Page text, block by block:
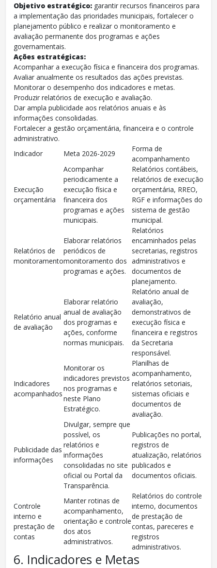
Objetivo estratégico: garantir recursos financeiros para
a implementação das prioridades municipais, fortalecer o
planejamento público e realizar o monitoramento e
avaliação permanente dos programas e ações
governamentais.
Ações estratégicas:
Acompanhar a execução física e financeira dos programas.
Avaliar anualmente os resultados das ações previstas.
Monitorar o desempenho dos indicadores e metas.
Produzir relatórios de execução e avaliação.
Dar ampla publicidade aos relatórios anuais e às
informações consolidadas.
Fortalecer a gestão orçamentária, financeira e o controle
administrativo.
Indicador
Meta 2026-2029
Forma de
acompanhamento
Execução
orçamentária
Acompanhar
periodicamente a
execução física e
financeira dos
programas e ações
municipais.
Relatórios contábeis,
relatórios de execução
orçamentária, RREO,
RGF e informações do
sistema de gestão
municipal.
Relatórios de
monitoramento
Elaborar relatórios
periódicos de
monitoramento dos
programas e ações.
Relatórios
encaminhados pelas
secretarias, registros
administrativos e
documentos de
planejamento.
Relatório anual
de avaliação
Elaborar relatório
anual de avaliação
dos programas e
ações, conforme
normas municipais.
Relatório anual de
avaliação,
demonstrativos de
execução física e
financeira e registros
da Secretaria
responsável.
Indicadores
acompanhados
Monitorar os
indicadores previstos
nos programas e
neste Plano
Estratégico.
Planilhas de
acompanhamento,
relatórios setoriais,
sistemas oficiais e
documentos de
avaliação.
Publicidade das
informações
Divulgar, sempre que
possível, os
relatórios e
informações
consolidadas no site
oficial ou Portal da
Transparência.
Publicações no portal,
registros de
atualização, relatórios
publicados e
documentos oficiais.
Controle
interno e
prestação de
contas
Manter rotinas de
acompanhamento,
orientação e controle
dos atos
administrativos.
Relatórios do controle
interno, documentos
de prestação de
contas, pareceres e
registros
administrativos.
6. Indicadores e Metas